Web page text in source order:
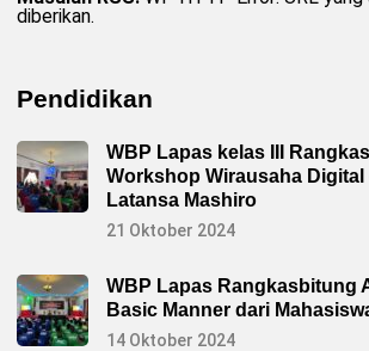
diberikan.
Pendidikan
WBP Lapas kelas III
Workshop Wirausaha
Latansa Mashiro
21 Oktober 2024
WBP Lapas Rangkasbitung
Basic Manner dari
14 Oktober 2024